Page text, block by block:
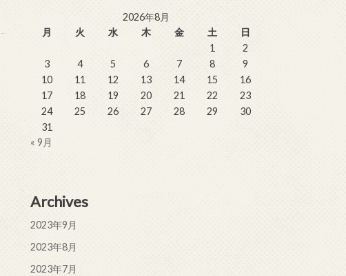
2026年8月
月
火 水 木 金 土
日
1
2
3
4 5 6 7 8
9
10
11 12 13 14 15
16
17
18 19 20 21 22
23
24
25 26 27 28 29
30
31
« 9月
Archives
2023年9月
2023年8月
2023年7月